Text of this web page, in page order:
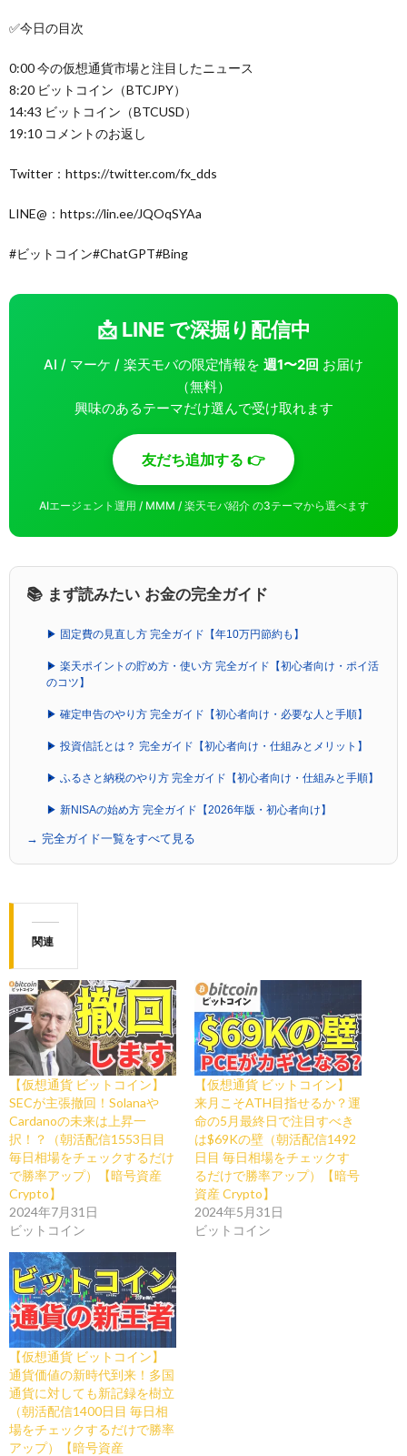
✅今日の目次
0:00 今の仮想通貨市場と注目したニュース
8:20 ビットコイン（BTCJPY）
14:43 ビットコイン（BTCUSD）
19:10 コメントのお返し
Twitter：https://twitter.com/fx_dds
LINE@：https://lin.ee/JQOqSYAa
#ビットコイン#ChatGPT#Bing
📩 LINE で深掘り配信中
AI / マーケ / 楽天モバの限定情報を 週1〜2回 お届け
（無料）
興味のあるテーマだけ選んで受け取れます
友だち追加する 👉
AIエージェント運用 / MMM / 楽天モバ紹介 の3テーマから選べます
📚 まず読みたい お金の完全ガイド
▶ 固定費の見直し方 完全ガイド【年10万円節約も】
▶ 楽天ポイントの貯め方・使い方 完全ガイド【初心者向け・ポイ活
のコツ】
▶ 確定申告のやり方 完全ガイド【初心者向け・必要な人と手順】
▶ 投資信託とは？ 完全ガイド【初心者向け・仕組みとメリット】
▶ ふるさと納税のやり方 完全ガイド【初心者向け・仕組みと手順】
▶ 新NISAの始め方 完全ガイド【2026年版・初心者向け】
→ 完全ガイド一覧をすべて見る
関連
【仮想通貨 ビットコイン】
SECが主張撤回！Solanaや
Cardanoの未来は上昇一
択！？（朝活配信1553日目
毎日相場をチェックするだけ
で勝率アップ）【暗号資産
Crypto】
2024年7月31日
ビットコイン
【仮想通貨 ビットコイン】
来月こそATH目指せるか？運
命の5月最終日で注目すべき
は$69Kの壁（朝活配信1492
日目 毎日相場をチェックす
るだけで勝率アップ）【暗号
資産 Crypto】
2024年5月31日
ビットコイン
【仮想通貨 ビットコイン】
通貨価値の新時代到来！多国
通貨に対しても新記録を樹立
（朝活配信1400日目 毎日相
場をチェックするだけで勝率
アップ）【暗号資産